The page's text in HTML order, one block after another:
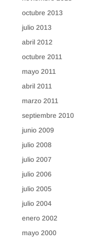
octubre 2013
julio 2013
abril 2012
octubre 2011
mayo 2011
abril 2011
marzo 2011
septiembre 2010
junio 2009
julio 2008
julio 2007
julio 2006
julio 2005
julio 2004
enero 2002
mayo 2000